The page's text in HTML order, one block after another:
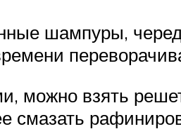
шампуры,
можно взять
смазать